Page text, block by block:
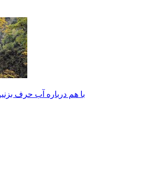
با هم درباره آب حرف بزنیم - سه